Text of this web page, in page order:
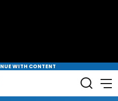
WITH CONTENT